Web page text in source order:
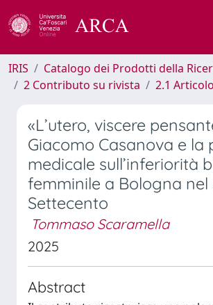
IRIS
Catalogo dei Prodotti della
2 Contributo su rivista
2.1
«L’utero, viscere
Giacomo Casanova e la
medicale sull’inferiorità
femminile a Bologna nel
Settecento
Tommaso Scaramella
2025
Abstract